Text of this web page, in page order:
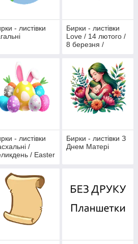
- листівки
Бирки - листівки
Love / 14 лютого /
8 березня /
- листівки
/
/ Easter
Бирки - листівки З
Днем Матері